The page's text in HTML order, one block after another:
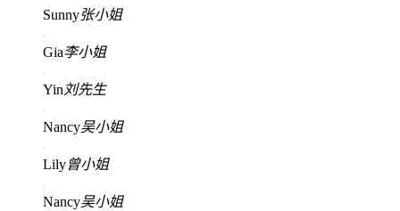
Sunny张小姐
Gia李小姐
Yin 刘先生
Nancy吴小姐
Lily曾小姐
Nancy吴小姐